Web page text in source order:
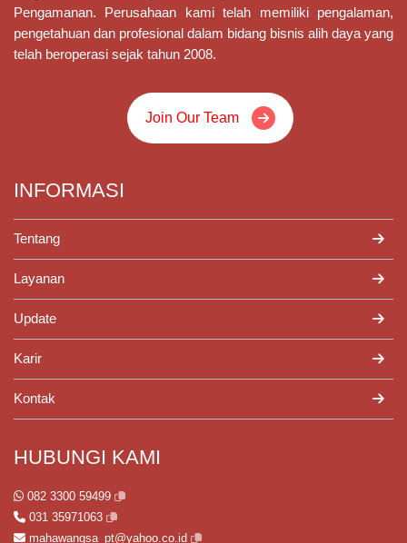
Pengamanan. Perusahaan kami telah memiliki pengalaman,
pengetahuan dan profesional dalam bidang bisnis alih daya yang
telah beroperasi sejak tahun 2008.
Join Our Team
INFORMASI
Tentang
Layanan
Update
Karir
Kontak
HUBUNGI KAMI
082 3300 59499
031 35971063
mahawangsa_pt@yahoo.co.id